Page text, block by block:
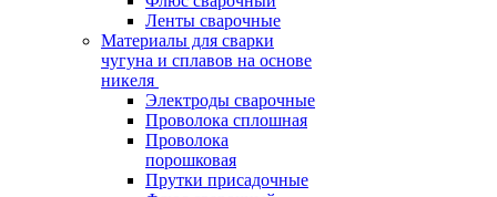
Ленты сварочные
Материалы для сварки
чугуна и сплавов на основе
никеля
Электроды сварочные
Проволока сплошная
Проволока
порошковая
Прутки присадочные